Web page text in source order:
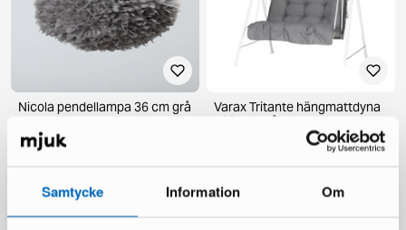
Samtycke Information Om
Nicola pendellampa 36 cm grå
95 € 149 €
Varax Tritante hängmattdyna
100 cm grå